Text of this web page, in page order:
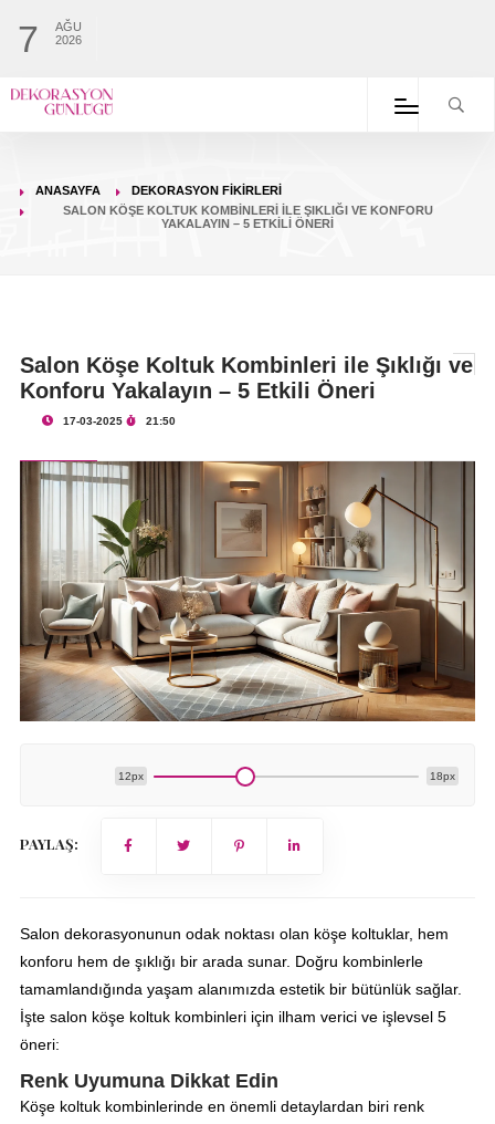
7
AĞU
2026
ANASAYFA
DEKORASYON FIKIRLERI
SALON KÖŞE KOLTUK KOMBINLERI ILE ŞIKLIĞI VE KONFORU
YAKALAYIN – 5 ETKILI ÖNERI
Salon Köşe Koltuk Kombinleri ile Şıklığı ve
Konforu Yakalayın – 5 Etkili Öneri
17-03-2025 21:50
12px 18px
PAYLAŞ:
Salon dekorasyonunun odak noktası olan köşe koltuklar, hem
konforu hem de şıklığı bir arada sunar. Doğru kombinlerle
tamamlandığında yaşam alanımızda estetik bir bütünlük sağlar.
İşte salon köşe koltuk kombinleri için ilham verici ve işlevsel 5
öneri:
Renk Uyumuna Dikkat Edin
Köşe koltuk kombinlerinde en önemli detaylardan biri renk